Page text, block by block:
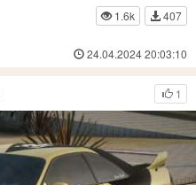
1.6k
407
24.04.2024 20:03:10
1